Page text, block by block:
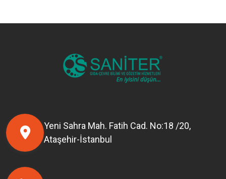
Yeni Sahra Mah. Fatih Cad. No:18 /20,
Ataşehir-İstanbul